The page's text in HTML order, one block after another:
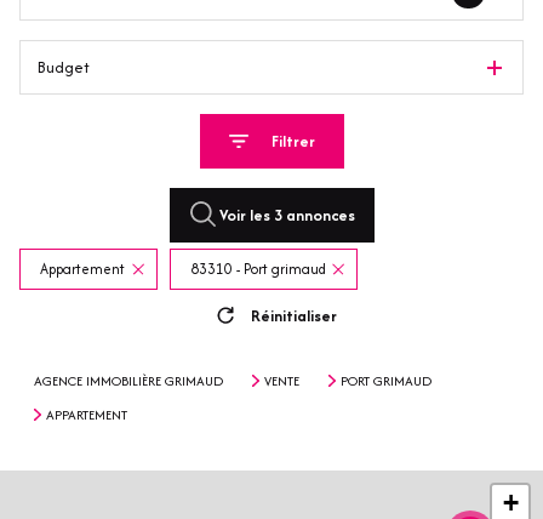
Budget
Filtrer
Voir les 3annonces
Appartement 83310 - Port grimaud
Réinitialiser
AGENCE IMMOBILIÈRE GRIMAUD VENTE
PORT GRIMAUD
APPARTEMENT
+